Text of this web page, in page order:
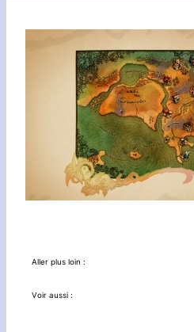
Aller plus loin :
Voir aussi :